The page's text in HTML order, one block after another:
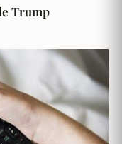
Trump